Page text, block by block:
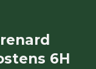
6H